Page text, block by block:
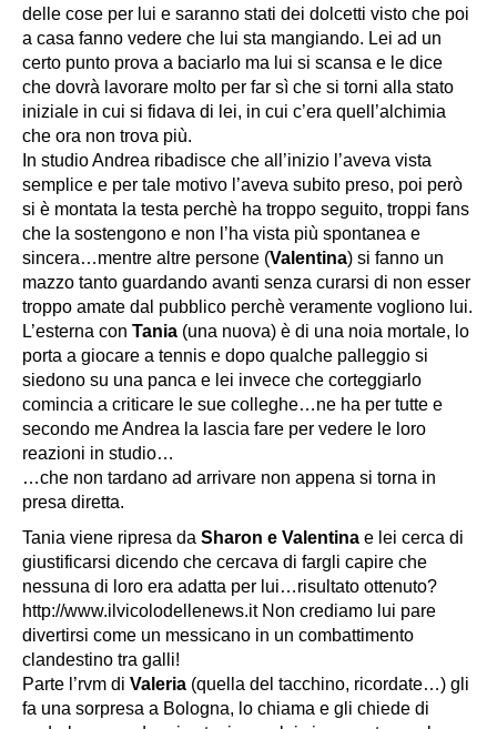
delle cose per lui e saranno stati dei dolcetti visto che poi
a casa fanno vedere che lui sta mangiando. Lei ad un
certo punto prova a baciarlo ma lui si scansa e le dice
che dovrà lavorare molto per far sì che si torni alla stato
iniziale in cui si fidava di lei, in cui c’era quell’alchimia
che ora non trova più.
In studio Andrea ribadisce che all’inizio l’aveva vista
semplice e per tale motivo l’aveva subito preso, poi però
si è montata la testa perchè ha troppo seguito, troppi fans
che la sostengono e non l’ha vista più spontanea e
sincera…mentre altre persone (Valentina) si fanno un
mazzo tanto guardando avanti senza curarsi di non esser
troppo amate dal pubblico perchè veramente vogliono lui.
L’esterna con Tania (una nuova) è di una noia mortale, lo
porta a giocare a tennis e dopo qualche palleggio si
siedono su una panca e lei invece che corteggiarlo
comincia a criticare le sue colleghe…ne ha per tutte e
secondo me Andrea la lascia fare per vedere le loro
reazioni in studio…
…che non tardano ad arrivare non appena si torna in
presa diretta.
Tania viene ripresa da Sharon e Valentina e lei cerca di
giustificarsi dicendo che cercava di fargli capire che
nessuna di loro era adatta per lui…risultato ottenuto?
http://www.ilvicolodellenews.it Non crediamo lui pare
divertirsi come un messicano in un combattimento
clandestino tra galli!
Parte l’rvm di Valeria (quella del tacchino, ricordate…) gli
fa una sorpresa a Bologna, lo chiama e gli chiede di